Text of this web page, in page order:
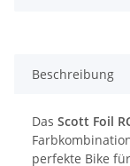
Beschreibung
Das Scott Foil
perfekte Bike